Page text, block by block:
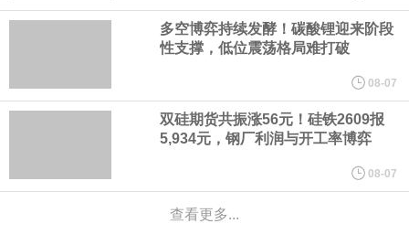
据报道，威刚近日在法说会上表示，在需求增加、价格走高及货源
稳定的三大有利因素带动下，预期第3季度营运将优于第2季度，并
进一步扩大全年营运成果。
美国国会预算办公室（CBO）于当地时间5日发布报告称，美国海军
计划建造的15艘核动力“特朗普级”（Trump-class）战列舰，从研发
多空博弈持续发酵！碳酸锂迎来阶段
性支撑，低位震荡格局难打破
08-07
双硅期货共振涨56元！硅铁2609报
5,934元，钢厂利润与开工率博弈
08-07
查看更多...